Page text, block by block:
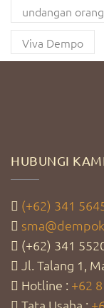
undangan
Viva Dempo
HUBUNGI
(+62) 341
(+62) 341
Jl. Talang 1,
Hotline : +62